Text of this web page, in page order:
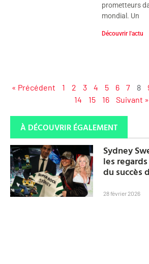
prometteurs
mondial. Un
Découvrir l'actu
« Précédent 1 2 3 4 5 6 7 8
14
15 16 Suivant »
À DÉCOUVRIR ÉGALEMENT
Sydney
les
du succès
28 février 2026